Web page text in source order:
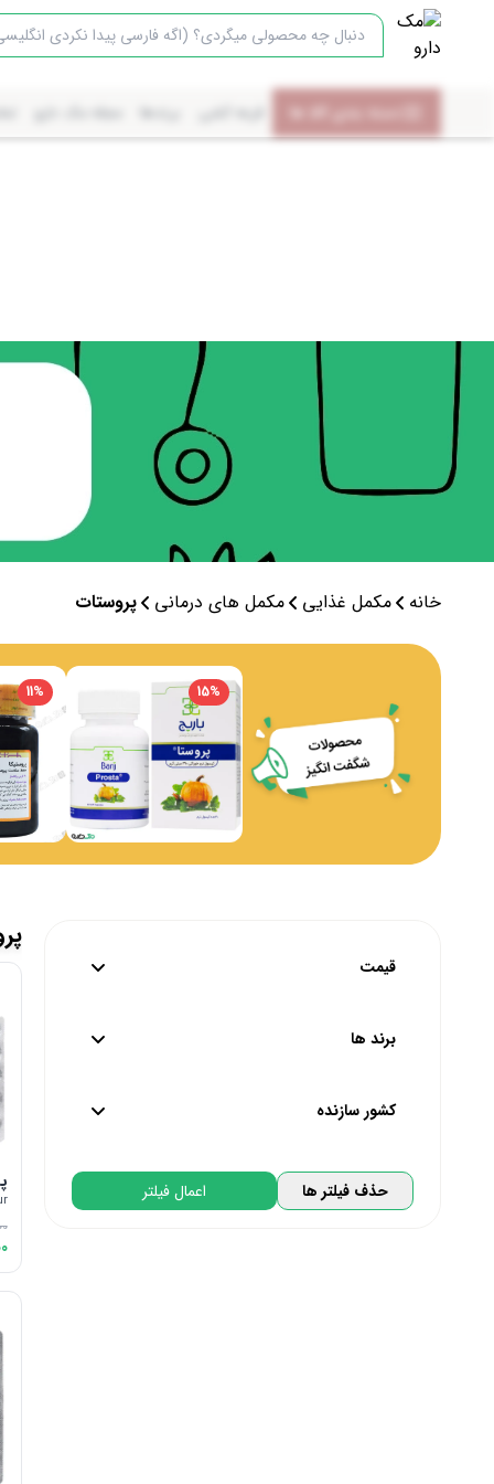
دسته بندی کالا ها برندها مجله مک دارو
خانه مکمل غذایی مکمل های درمانی پروستات
15%
11%
قیمت
برند ها
گل دارو | GolDarou
کشور سازنده
تحت لیسانس کره جنوبی | South Korea
تحت لیسانس آلمان | Germany
حذف فیلتر ها اعمال فیلتر